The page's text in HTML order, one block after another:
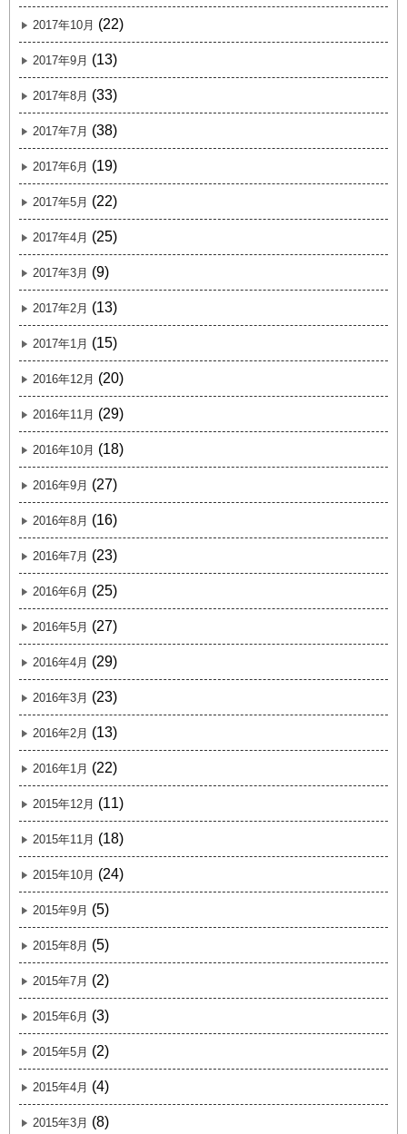
2017年10月 (22)
2017年9月 (13)
2017年8月 (33)
2017年7月 (38)
2017年6月 (19)
2017年5月 (22)
2017年4月 (25)
2017年3月 (9)
2017年2月 (13)
2017年1月 (15)
2016年12月 (20)
2016年11月 (29)
2016年10月 (18)
2016年9月 (27)
2016年8月 (16)
2016年7月 (23)
2016年6月 (25)
2016年5月 (27)
2016年4月 (29)
2016年3月 (23)
2016年2月 (13)
2016年1月 (22)
2015年12月 (11)
2015年11月 (18)
2015年10月 (24)
2015年9月 (5)
2015年8月 (5)
2015年7月 (2)
2015年6月 (3)
2015年5月 (2)
2015年4月 (4)
2015年3月 (8)